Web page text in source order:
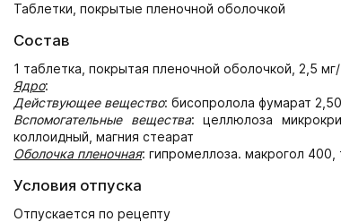
Таблетки, покрытые пленочной оболочкой
Состав
1 таблетка, покрытая пленочной оболочкой, 2,5
Ядро:
Действующее вещество: бисопролола фумарат
Вспомогательные вещества: целлюлоза
коллоидный, магния стеарат
Оболочка пленочная: гипромеллоза. макрогол 400,
Условия отпуска
Отпускается по рецепту